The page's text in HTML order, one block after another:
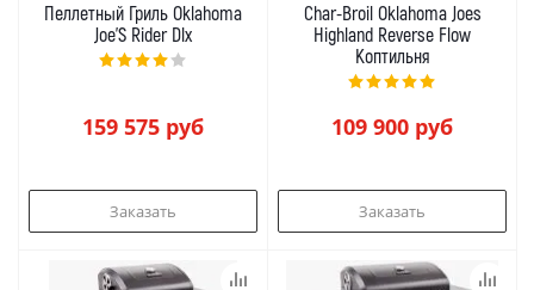
Пеллетный Гриль Oklahoma
Joe’S Rider Dlx
159 575 руб
Заказать
Char-Broil Oklahoma Joes
Highland Reverse Flow
Коптильня
109 900 руб
Заказать